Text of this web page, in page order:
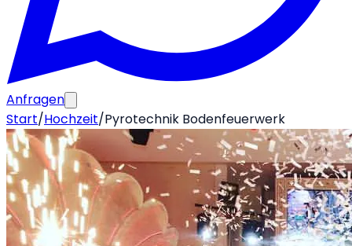
Anfragen
Start/Hochzeit/Pyrotechnik Bodenfeuerwerk